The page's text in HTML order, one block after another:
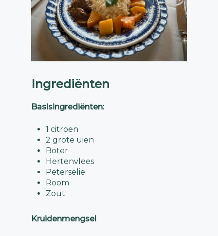
Ingrediënten
Basisingrediënten:
1 citroen
2 grote uien
Boter
Hertenvlees
Peterselie
Room
Zout
Kruidenmengsel